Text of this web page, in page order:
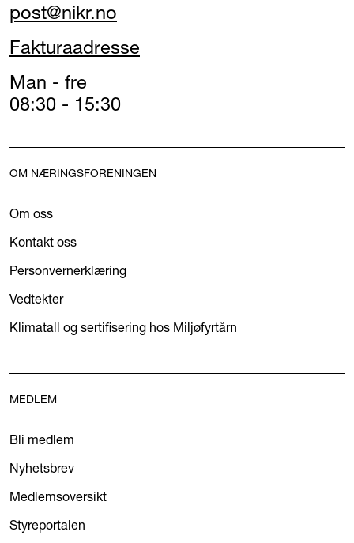
post@nikr.no
Fakturaadresse
Man - fre
08:30 - 15:30
OM NÆRINGSFORENINGEN
Om oss
Kontakt oss
Personvernerklæring
Vedtekter
Klimatall og sertifisering hos Miljøfyrtårn
MEDLEM
Bli medlem
Nyhetsbrev
Medlemsoversikt
Styreportalen